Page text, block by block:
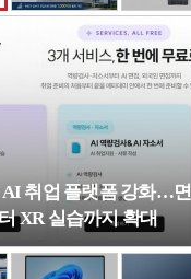
취업 플랫폼 강화…면
XR 실습까지 확대